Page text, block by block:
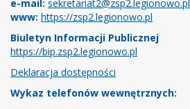
e-mail: sekretariat2@zsp2.legionowo.pl
www: https://zsp2.legionowo.pl
Biuletyn Informacji Publicznej
https://bip.zsp2.legionowo.pl
Deklaracja dostępności
Wykaz telefonów wewnętrznych: